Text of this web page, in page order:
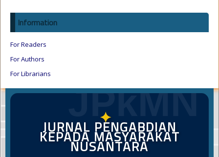
Information
For Readers
For Authors
For Librarians
JPkMN
✦
JURNAL PENGABDIAN
KEPADA MASYARAKAT
NUSANTARA